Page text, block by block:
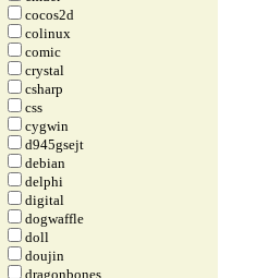
cocos2d
colinux
comic
crystal
csharp
css
cygwin
d945gsejt
debian
delphi
digital
dogwaffle
doll
doujin
dragonbones